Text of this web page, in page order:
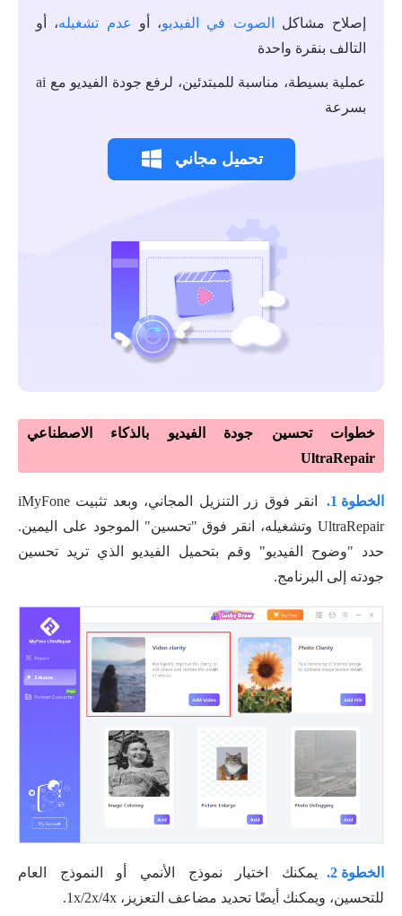
إصلاح مشاكل الصوت في الفيديو، أو عدم تشغيله، أو
التالف بنقرة واحدة
عملية بسيطة، مناسبة للمبتدئين، لرفع جودة الفيديو مع ai
بسرعة
تحميل مجاني
خطوات تحسين جودة الفيديو بالذكاء الاصطناعي
UltraRepair
الخطوة 1.
انقر فوق زر التنزيل المجاني، وبعد تثبيت iMyFone
UltraRepair وتشغيله، انقر فوق "تحسين" الموجود على اليمين.
حدد "وضوح الفيديو" وقم بتحميل الفيديو الذي تريد تحسين
جودته إلى البرنامج.
الخطوة 2.
يمكنك اختيار نموذج الأنمي أو النموذج العام
للتحسين، ويمكنك أيضًا تحديد مضاعف التعزيز، 1x/2x/4x.